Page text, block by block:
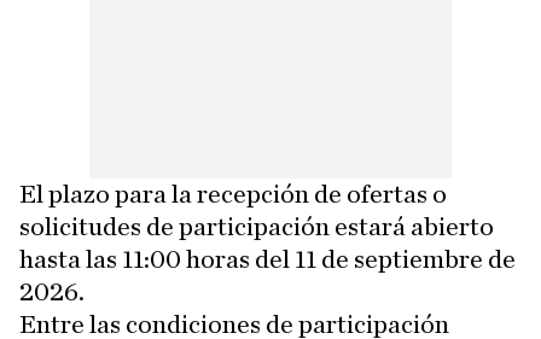
El plazo para la recepción de ofertas o
solicitudes de participación estará abierto
hasta las 11:00 horas del 11 de septiembre de
2026.
Entre las condiciones de participación